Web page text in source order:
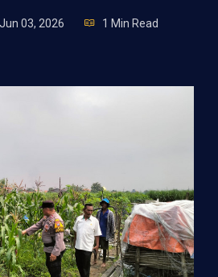
Jun 03, 2026 1 Min Read